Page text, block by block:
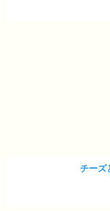
チーズ